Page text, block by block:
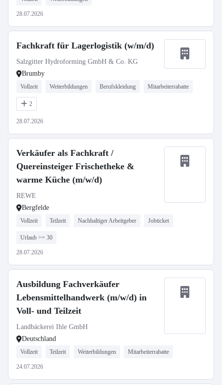
28.07.2026
Fachkraft für Lagerlogistik (w/m/d)
Salzgitter Hydroforming GmbH & Co. KG
Brumby
Vollzeit Weiterbildungen Berufskleidung Mitarbeiterrabatte
2
28.07.2026
Verkäufer als Fachkraft /
Quereinsteiger Frischetheke &
warme Küche (m/w/d)
REWE
Bergfelde
Vollzeit Teilzeit Nachhaltiger Arbeitgeber Jobticket
Urlaub >= 30
28.07.2026
Ausbildung Fachverkäufer
Lebensmittelhandwerk (m/w/d) in
Voll- und Teilzeit
Landbäckerei Ihle GmbH
Deutschland
Vollzeit Teilzeit Weiterbildungen Mitarbeiterrabatte
24.07.2026